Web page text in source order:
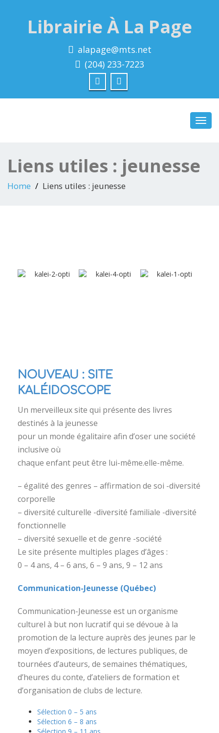
Librairie À La Page
alapage@mts.net
(204) 233-7223
Liens utiles : jeunesse
Home Liens utiles : jeunesse
NOUVEAU : SITE
KALÉIDOSCOPE
Un merveilleux site qui présente des livres
destinés à la jeunesse
pour un monde égalitaire afin d’oser une société
inclusive où
chaque enfant peut être lui-même.elle-même.
– égalité des genres – affirmation de soi -diversité
corporelle
– diversité culturelle -diversité familiale -diversité
fonctionnelle
– diversité sexuelle et de genre -société
Le site présente multiples plages d’âges :
0 – 4 ans, 4 – 6 ans, 6 – 9 ans, 9 – 12 ans
Communication-Jeunesse (Québec)
Communication-Jeunesse est un organisme
culturel à but non lucratif qui se dévoue à la
promotion de la lecture auprès des jeunes par le
moyen d’expositions, de lectures publiques, de
tournées d’auteurs, de semaines thématiques,
d’heures du conte, d’ateliers de formation et
d’organisation de clubs de lecture.
Sélection 0 – 5 ans
Sélection 6 – 8 ans